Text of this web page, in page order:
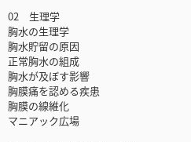
02 生理学
胸水の生理学
胸水貯留の原因
正常胸水の組成
胸水が及ぼす影響
胸膜痛を認める疾患
胸膜の線維化
マニアック広場